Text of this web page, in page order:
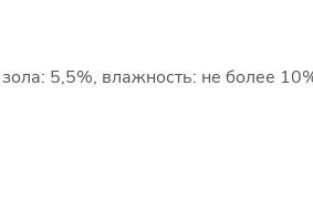
5,5%, влажность: не более